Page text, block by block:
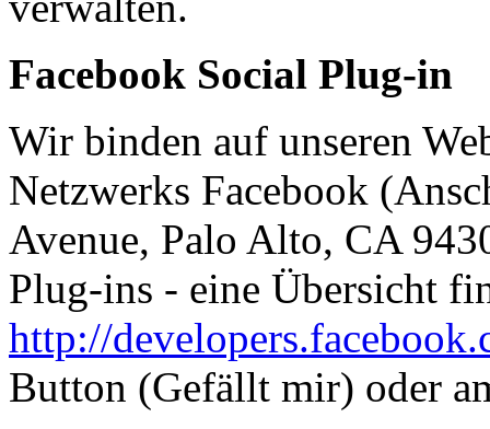
Facebook Social Plug-in
Wir binden auf unseren
Netzwerks Facebook
Avenue, Palo Alto, CA
Plug-ins - eine Übersicht
http://
Button (Gefällt mir) oder